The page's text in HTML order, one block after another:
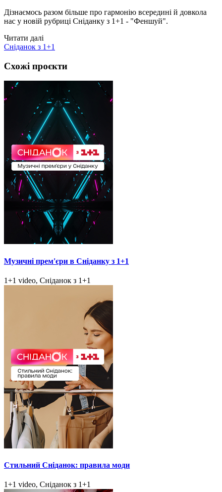
Дізнаємось разом більше про гармонію всередині й довкола
нас у новій рубриці Сніданку з 1+1 - "Феншуй".
Читати далі
Сніданок з 1+1
Схожі проєкти
Музичні прем'єри в Сніданку з 1+1
1+1 video, Сніданок з 1+1
Стильний Сніданок: правила моди
1+1 video, Сніданок з 1+1